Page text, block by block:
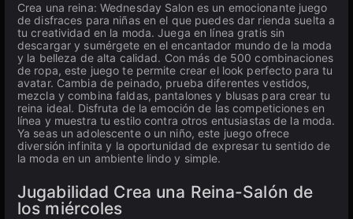
Crea una reina: Wednesday Salon es un emocionante juego
de disfraces para niñas en el que puedes dar rienda suelta a
tu creatividad en la moda. Juega en línea gratis sin
descargar y sumérgete en el encantador mundo de la moda
y la belleza de alta calidad. Con más de 500 combinaciones
de ropa, este juego te permite crear el look perfecto para tu
avatar. Cambia de peinado, prueba diferentes vestidos,
mezcla y combina faldas, pantalones y blusas para crear tu
reina ideal. Disfruta de la emoción de las competiciones en
línea y muestra tu estilo contra otros entusiastas de la moda.
Ya seas un adolescente o un niño, este juego ofrece
diversión infinita y la oportunidad de expresar tu sentido de
la moda en un ambiente lindo y simple.
Jugabilidad Crea una Reina-Salón de
los miércoles